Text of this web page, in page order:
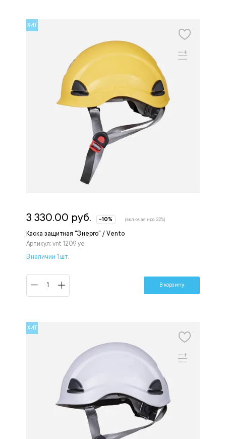
ХИТ
Каска защитная "Энерго" / Vento
Артикул: vnt 1209 ye
3 330.00 руб. -10% (включая ндс 22%)
В наличии 1 шт.
В корзину
ХИТ